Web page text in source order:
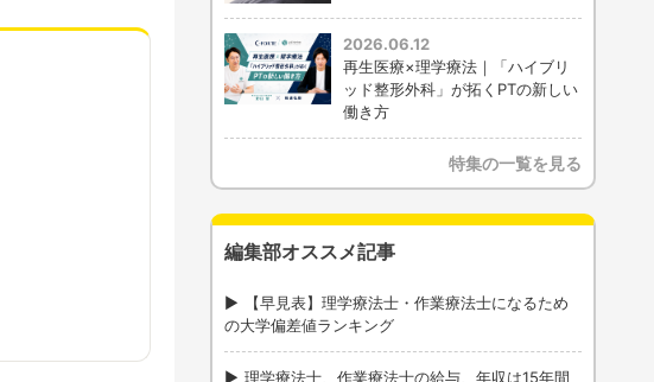
2026.06.12
再生医療×理学療法｜「ハイブリ
ッド整形外科」が拓くPTの新しい
働き方
特集の一覧を見る
編集部オススメ記事
【早見表】理学療法士・作業療法士になるため
の大学偏差値ランキング
理学療法士、作業療法士の給与、年収は15年間